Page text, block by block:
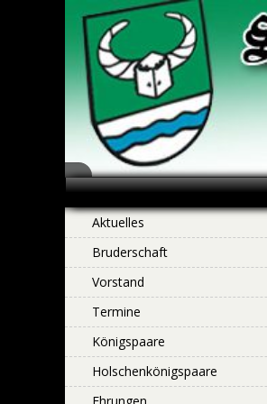
St.-Antonius
Niederntudorf
Aktuelles
Bruderschaft
Vorstand
Termine
Königspaare
Holschenkönigspaare